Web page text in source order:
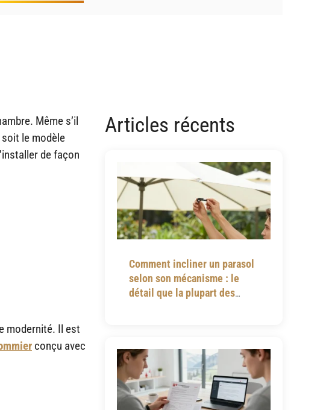
Même s’il
soit le modèle
de façon
modernité. Il est
conçu avec
Articles récents
Comment incliner un parasol
selon son mécanisme : le
détail que la plupart des